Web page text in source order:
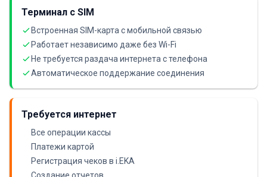
Терминал с SIM
Встроенная SIM-карта с мобильной связью
Работает независимо даже без Wi-Fi
Не требуется раздача интернета с телефона
Автоматическое поддержание соединения
Требуется интернет
Все операции кассы
Платежи картой
Регистрация чеков в i.EKA